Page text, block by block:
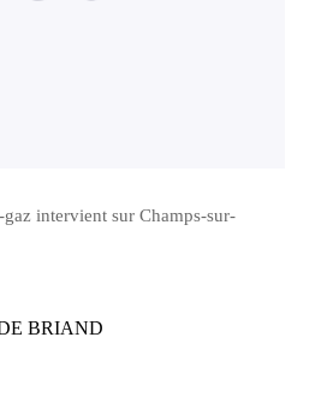
intervient sur Champs-sur-
BRIAND